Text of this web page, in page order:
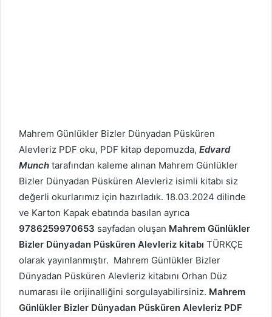
Mahrem Günlükler Bizler Dünyadan Püsküren
Alevleriz PDF oku, PDF kitap depomuzda, Edvard
Munch tarafından kaleme alınan Mahrem Günlükler
Bizler Dünyadan Püsküren Alevleriz isimli kitabı siz
değerli okurlarımız için hazırladık. 18.03.2024 dilinde
ve Karton Kapak ebatında basılan ayrıca
9786259970653 sayfadan oluşan Mahrem Günlükler
Bizler Dünyadan Püsküren Alevleriz kitabı TÜRKÇE
olarak yayınlanmıştır. Mahrem Günlükler Bizler
Dünyadan Püsküren Alevleriz kitabını Orhan Düz
numarası ile orijinalliğini sorgulayabilirsiniz. Mahrem
Günlükler Bizler Dünyadan Püsküren Alevleriz PDF